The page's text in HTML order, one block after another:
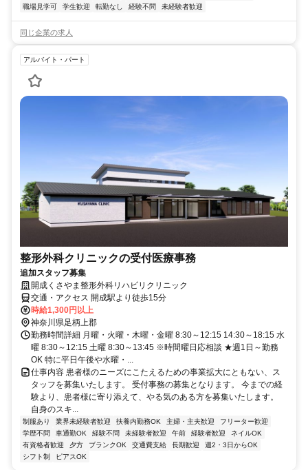
職場見学可
学生歓迎 転勤なし 経験不問 未経験者歓迎
同じ企業の求人
アルバイト・パート
整形外科クリニックの受付医療事務
追加スタッフ募集
開成くさやま整形外科リハビリクリニック
交通・アクセス 開成駅より徒歩15分
時給1,300円以上
神奈川県足柄上郡
勤務時間詳細 月曜・火曜・木曜・金曜 8:30～12:15 14:30～18:15 水
曜 8:30～12:15 土曜 8:30～13:45 ※時間曜日応相談 ★週1日～勤務
OK 特に平日午後や水曜・...
仕事内容 患者様のニーズにこたえるための事業拡大にともない、ス
タッフを募集いたします。 受付事務の募集となります。 今までの経
験より、患者様に寄り添えて、やる気のある方を募集いたします。
自身のスキ...
制服あり 業界未経験者歓迎 扶養内勤務OK 主婦・主夫歓迎
フリーター歓迎
学歴不問
車通勤OK 経験不問 未経験者歓迎 午前 経験者歓迎
ネイルOK
有資格者歓迎
夕方 ブランクOK 交通費支給 長期歓迎
週2・3日からOK
シフト制
ピアスOK